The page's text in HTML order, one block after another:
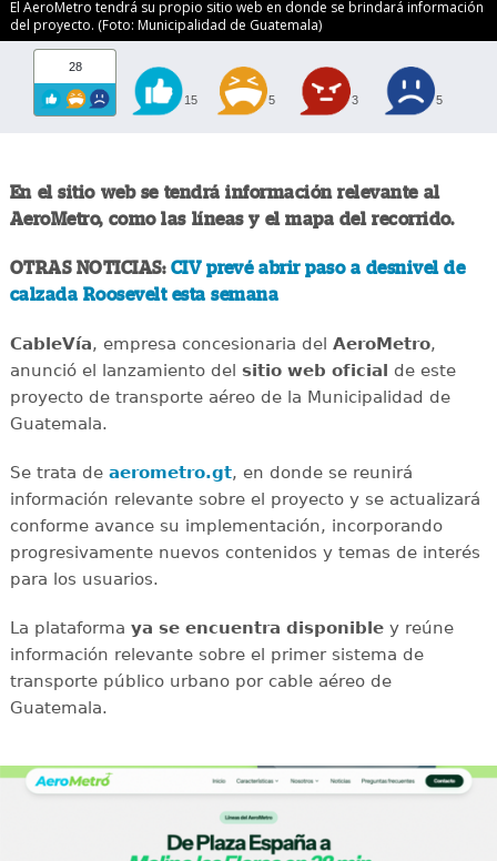
El AeroMetro tendrá su propio sitio web en donde se brindará información
del proyecto. (Foto: Municipalidad de Guatemala)
28
15 5 3 5
En el sitio web se tendrá información relevante al
AeroMetro, como las líneas y el mapa del recorrido.
OTRAS NOTICIAS: CIV prevé abrir paso a desnivel de
calzada Roosevelt esta semana
CableVía, empresa concesionaria del AeroMetro,
anunció el lanzamiento del sitio web oficial de este
proyecto de transporte aéreo de la Municipalidad de
Guatemala.
Se trata de aerometro.gt, en donde se reunirá
información relevante sobre el proyecto y se actualizará
conforme avance su implementación, incorporando
progresivamente nuevos contenidos y temas de interés
para los usuarios.
La plataforma ya se encuentra disponibley reúne
información relevante sobre el primer sistema de
transporte público urbano por cable aéreo de
Guatemala.